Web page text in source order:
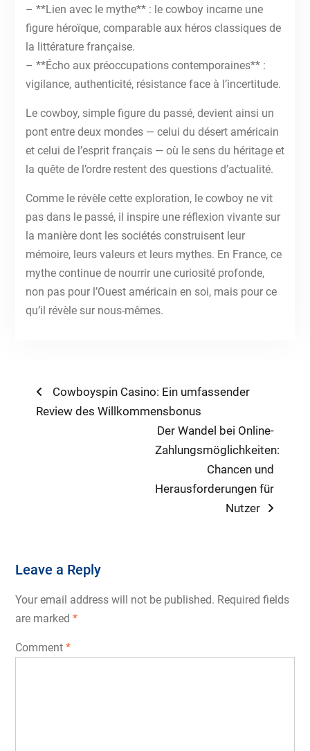
– **Lien avec le mythe** : le cowboy incarne une
figure héroïque, comparable aux héros classiques de
la littérature française.
– **Écho aux préoccupations contemporaines** :
vigilance, authenticité, résistance face à l’incertitude.
Le cowboy, simple figure du passé, devient ainsi un
pont entre deux mondes — celui du désert américain
et celui de l’esprit français — où le sens du héritage et
la quête de l’ordre restent des questions d’actualité.
Comme le révèle cette exploration, le cowboy ne vit
pas dans le passé, il inspire une réflexion vivante sur
la manière dont les sociétés construisent leur
mémoire, leurs valeurs et leurs mythes. En France, ce
mythe continue de nourrir une curiosité profonde,
non pas pour l’Ouest américain en soi, mais pour ce
qu’il révèle sur nous-mêmes.
Post
navigation
Previous
post:
Cowboyspin Casino: Ein umfassender
Review des Willkommensbonus
Next
post:
Der Wandel bei Online-
Zahlungsmöglichkeiten:
Chancen und
Herausforderungen für
Nutzer
Leave a Reply
Your email address will not be published. Required fields
are marked *
Comment *